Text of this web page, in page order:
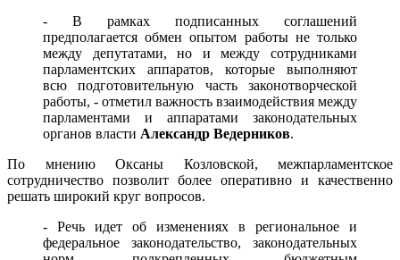
- В рамках подписанных соглашений
предполагается обмен опытом работы не только
между депутатами, но и между сотрудниками
парламентских аппаратов, которые выполняют
всю подготовительную часть законотворческой
работы, - отметил важность взаимодействия между
парламентами и аппаратами законодательных
органов власти Александр Ведерников.
По мнению Оксаны Козловской, межпарламентское
сотрудничество позволит более оперативно и качественно
решать широкий круг вопросов.
- Речь идет об изменениях в региональное и
федеральное законодательство, законодательных